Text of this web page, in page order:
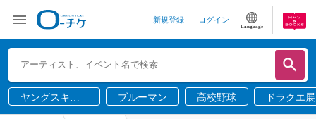
新規登録 ログイン
Language
ヤングスキニ
ー
ブルーマン 高校野球 ドラクエ展